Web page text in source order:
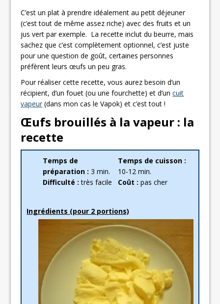
C’est un plat à prendre idéalement au petit déjeuner
(c’est tout de même assez riche) avec des fruits et un
jus vert par exemple. La recette inclut du beurre, mais
sachez que c’est complètement optionnel, c’est juste
pour une question de goût, certaines personnes
préfèrent leurs œufs un peu gras.
Pour réaliser cette recette, vous aurez besoin d’un
récipient, d’un fouet (ou une fourchette) et d’uncuit
vapeur (dans mon cas le Vapok) et c’est tout !
Œufs brouillés à la vapeur : la
recette
Temps de
préparation : 3 min.
Temps de cuisson :
10-12 min.
Difficulté :très facile Coût : pas cher
Ingrédients (pour 2 portions)